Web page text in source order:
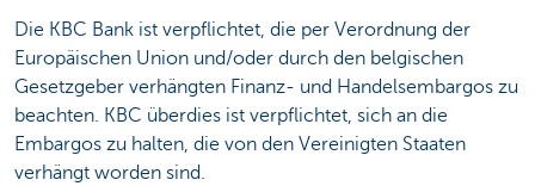
Die KBC Bank ist verpflichtet, die per Verordnung der
Europäischen Union und/oder durch den belgischen
Gesetzgeber verhängten Finanz- und Handelsembargos zu
beachten. KBC überdies ist verpflichtet, sich an die
Embargos zu halten, die von den Vereinigten Staaten
verhängt worden sind.